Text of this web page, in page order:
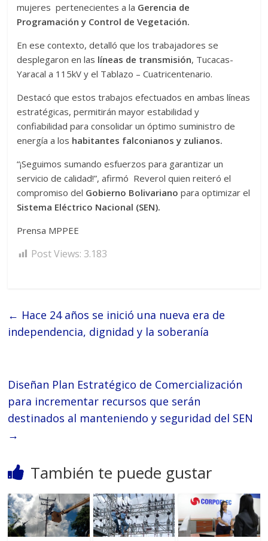
mujeres pertenecientes a la Gerencia de
Programación y Control de Vegetación.
En ese contexto, detalló que los trabajadores se
desplegaron en las líneas de transmisión, Tucacas-
Yaracal a 115kV y el Tablazo – Cuatricentenario.
Destacó que estos trabajos efectuados en ambas líneas
estratégicas, permitirán mayor estabilidad y
confiabilidad para consolidar un óptimo suministro de
energía a los habitantes falconianos y zulianos.
“¡Seguimos sumando esfuerzos para garantizar un
servicio de calidad!”, afirmó Reverol quien reiteró el
compromiso del Gobierno Bolivariano para optimizar el
Sistema Eléctrico Nacional (SEN).
Prensa MPPEE
Post Views: 3.183
← Hace 24 años se inició una nueva era de
independencia, dignidad y la soberanía
Diseñan Plan Estratégico de Comercialización
para incrementar recursos que serán
destinados al manteniendo y seguridad del SEN
→
También te puede gustar